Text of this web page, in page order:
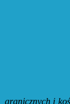
granicznych i